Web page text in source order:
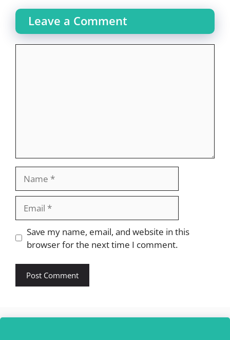
Leave a Comment
Website
Save my name, email, and website in this
browser for the next time I comment.